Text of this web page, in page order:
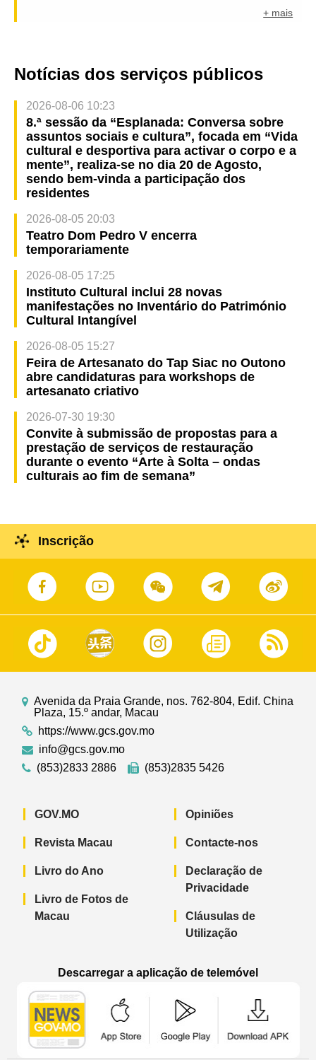
+ mais
Notícias dos serviços públicos
2026-08-06 10:23
8.ª sessão da “Esplanada: Conversa sobre
assuntos sociais e cultura”, focada em “Vida
cultural e desportiva para activar o corpo e a
mente”, realiza-se no dia 20 de Agosto,
sendo bem-vinda a participação dos
residentes
2026-08-05 20:03
Teatro Dom Pedro V encerra
temporariamente
2026-08-05 17:25
Instituto Cultural inclui 28 novas
manifestações no Inventário do Património
Cultural Intangível
2026-08-05 15:27
Feira de Artesanato do Tap Siac no Outono
abre candidaturas para workshops de
artesanato criativo
2026-07-30 19:30
Convite à submissão de propostas para a
prestação de serviços de restauração
durante o evento “Arte à Solta – ondas
culturais ao fim de semana”
Inscrição
Avenida da Praia Grande, nos. 762-804, Edif. China
Plaza, 15.º andar, Macau
https://www.gcs.gov.mo
info@gcs.gov.mo
(853)2833 2886
(853)2835 5426
GOV.MO
Revista Macau
Livro do Ano
Livro de Fotos de
Macau
Opiniões
Contacte-nos
Declaração de
Privacidade
Cláusulas de
Utilização
Descarregar a aplicação de telemóvel